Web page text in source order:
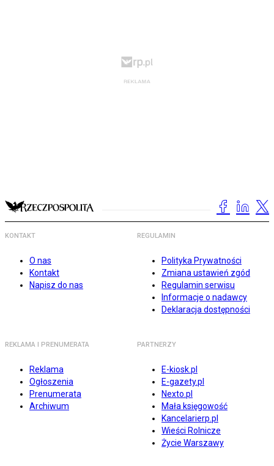
KONTAKT
O nas
Kontakt
Napisz do nas
REGULAMIN
Polityka Prywatności
Zmiana ustawień zgód
Regulamin serwisu
Informacje o nadawcy
Deklaracja dostępności
REKLAMA I PRENUMERATA
Reklama
Ogłoszenia
Prenumerata
Archiwum
PARTNERZY
E-kiosk.pl
E-gazety.pl
Nexto.pl
Mała księgowość
Kancelarierp.pl
Wieści Rolnicze
Życie Warszawy